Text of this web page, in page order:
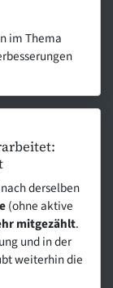
im Thema
derselben
(ohne aktive
mitgezählt.
und in der
weiterhin die